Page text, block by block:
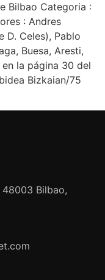
Bilbao Categoria :
: Andres
D. Celes), Pablo
Buesa, Aresti,
la página 30 del
Bizkaian/75
Bilbao,